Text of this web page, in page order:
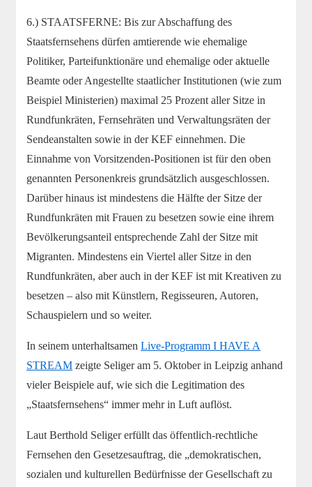
6.) STAATSFERNE: Bis zur Abschaffung des
Staatsfernsehens dürfen amtierende wie ehemalige
Politiker, Parteifunktionäre und ehemalige oder aktuelle
Beamte oder Angestellte staatlicher Institutionen (wie zum
Beispiel Ministerien) maximal 25 Prozent aller Sitze in
Rundfunkräten, Fernsehräten und Verwaltungsräten der
Sendeanstalten sowie in der KEF einnehmen. Die
Einnahme von Vorsitzenden-Positionen ist für den oben
genannten Personenkreis grundsätzlich ausgeschlossen.
Darüber hinaus ist mindestens die Hälfte der Sitze der
Rundfunkräten mit Frauen zu besetzen sowie eine ihrem
Bevölkerungsanteil entsprechende Zahl der Sitze mit
Migranten. Mindestens ein Viertel aller Sitze in den
Rundfunkräten, aber auch in der KEF ist mit Kreativen zu
besetzen – also mit Künstlern, Regisseuren, Autoren,
Schauspielern und so weiter.
In seinem unterhaltsamen Live-Programm I HAVE A
STREAM zeigte Seliger am 5. Oktober in Leipzig anhand
vieler Beispiele auf, wie sich die Legitimation des
„Staatsfernsehens“ immer mehr in Luft auflöst.
Laut Berthold Seliger erfüllt das öffentlich-rechtliche
Fernsehen den Gesetzesauftrag, die „demokratischen,
sozialen und kulturellen Bedürfnisse der Gesellschaft zu